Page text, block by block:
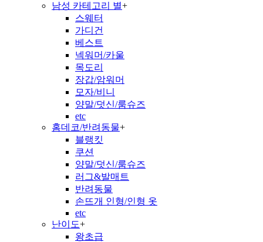
남성 카테고리 별+
스웨터
가디건
베스트
넥워머/카울
목도리
장갑/암워머
모자/비니
양말/덧신/룸슈즈
etc
홈데코/반려동물+
블랭킷
쿠션
양말/덧신/룸슈즈
러그&발매트
반려동물
손뜨개 인형/인형 옷
etc
난이도+
왕초급